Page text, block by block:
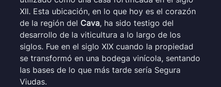
XII. Esta ubicación, en lo que hoy es el corazón
de la región del Cava, ha sido testigo del
desarrollo de la viticultura a lo largo de los
siglos. Fue en el siglo XIX cuando la propiedad
se transformó en una bodega vinícola, sentando
las bases de lo que más tarde sería Segura
Viudas.